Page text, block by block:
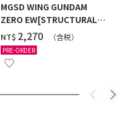
MGSD WING GUNDAM
ZERO EW[STRUCTURAL
COATING/BLACK] [2026年
12月發送]
NT$ ‌2,270 （含税）
PRE-ORDER